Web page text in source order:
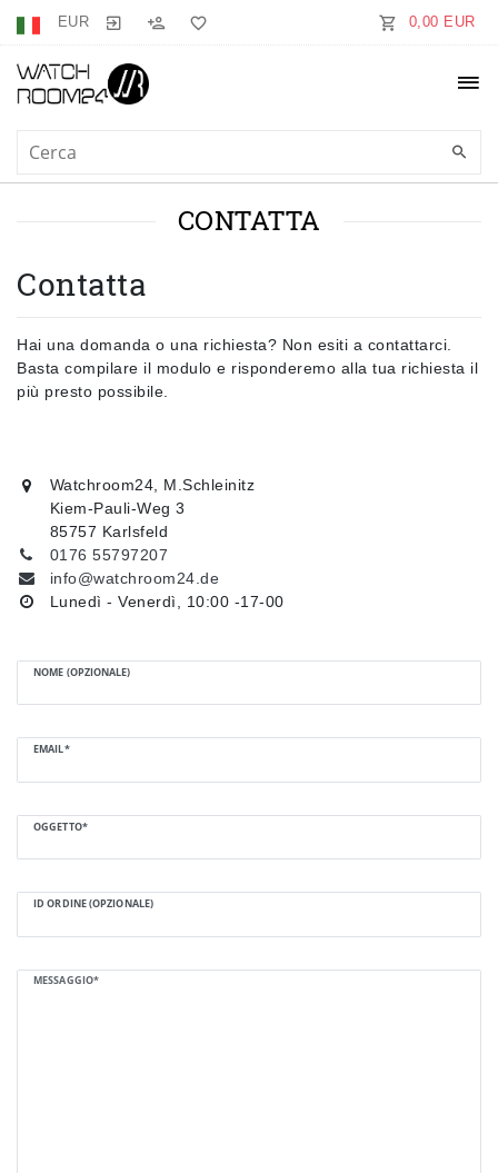
EUR 0,00 EUR
CONTATTA
Contatta
Hai una domanda o una richiesta? Non esiti a contattarci.
Basta compilare il modulo e risponderemo alla tua richiesta il
più presto possibile.
Watchroom24, M.Schleinitz
Kiem-Pauli-Weg 3
85757 Karlsfeld
0176 55797207
info@watchroom24.de
Lunedì - Venerdì, 10:00 -17-00
NOME (OPZIONALE)
EMAIL*
OGGETTO*
ID ORDINE (OPZIONALE)
MESSAGGIO*